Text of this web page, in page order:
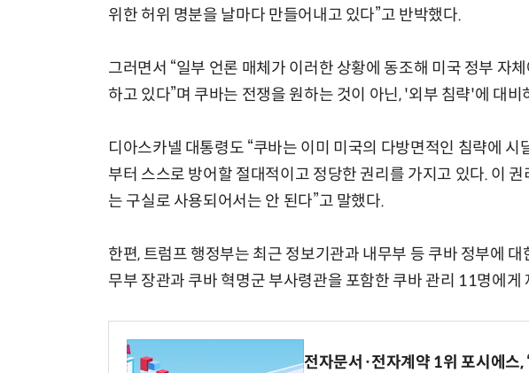
위한 허위 명분을 날마다 만들어내고 있다”고 반박했다.
그러면서 “일부 언론 매체가 이러한 상황에 동조해 미국 정부 자
하고 있다”며 쿠바는 전쟁을 원하는 것이 아닌, '외부 침략'에 대
디아스카넬 대통령도 “쿠바는 이미 미국의 다방면적인 침략에 시
부터 스스로 방어할 절대적이고 정당한 권리를 가지고 있다. 이
는 구실로 사용되어서는 안 된다”고 말했다.
한편, 트럼프 행정부는 최근 정보기관과 내무부 등 쿠바 정부에
무부 장관과 쿠바 혁명군 부사령관을 포함한 쿠바 관리 11명에게
전자문서·전자계약 1위 포시에스